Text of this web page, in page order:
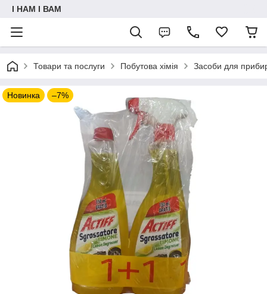
I НАМ I ВАМ
Товари та послуги Побутова хімія Засоби для
Новинка –7%